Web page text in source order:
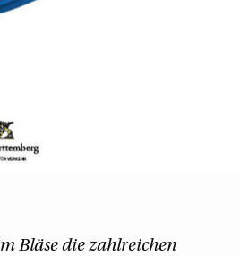
Bläse die zahlreichen